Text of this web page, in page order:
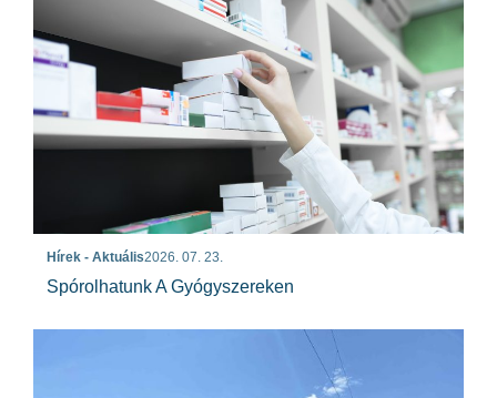
Hírek - Aktuális2026. 07. 23.
Spórolhatunk A Gyógyszereken